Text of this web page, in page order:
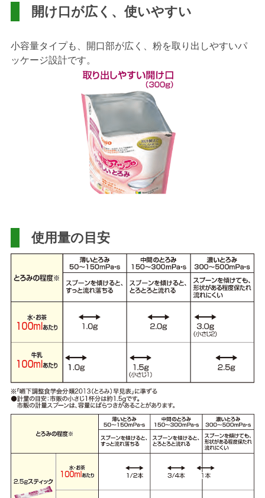
開け口が広く、使いやすい
小容量タイプも、開口部が広く、粉を取り出しやすいパ
ッケージ設計です。
使用量の目安